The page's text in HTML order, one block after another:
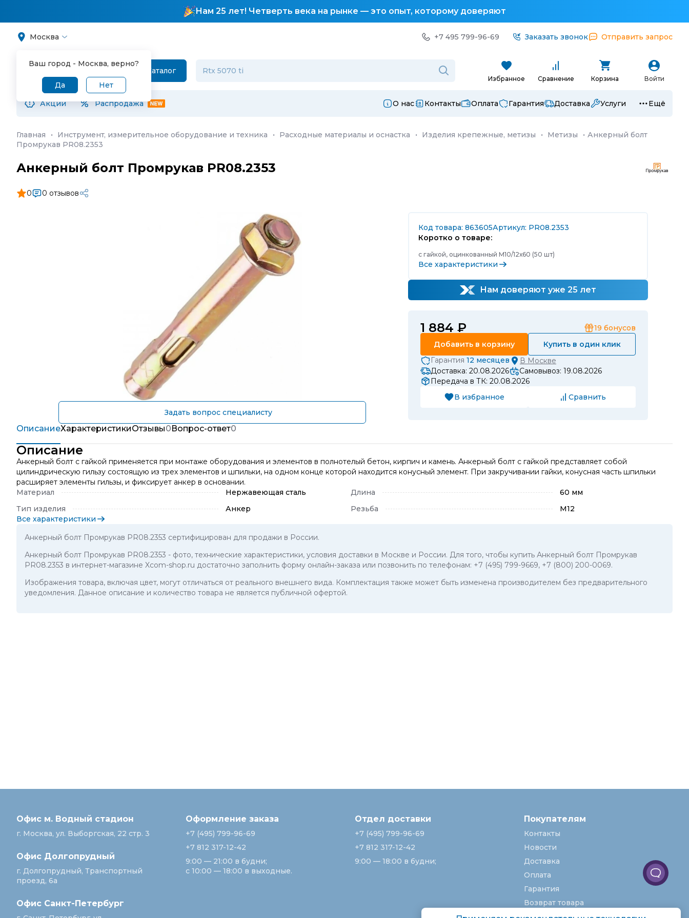
Нам 25 лет! Четверть века на рынке — это опыт, которому доверяют
Москва
Ваш город - Москва, верно?
Да Нет
+7 495 799-96-69 Заказать звонок Отправить запрос
Каталог
Избранное Сравнение Корзина Войти
Акции Распродажа О нас Контакты Оплата Гарантия Доставка Услуги Ещё
Главная · Инструмент, измерительное оборудование и техника · Расходные материалы и оснастка · Изделия крепежные, метизы · Метизы · Анкерный болт
Промрукав PR08.2353
Анкерный болт Промрукав PR08.2353
0 0 отзывов
Задать вопрос специалисту
Код товара: 863605Артикул: PR08.2353
Коротко о товаре:
с гайкой, оцинкованный М10/12х60 (50 шт)
Все характеристики
Нам доверяют уже 25 лет
1 884 ₽ 19 бонусов
Добавить в корзину
Купить в один клик
Гарантия 12 месяцев В Москве
Доставка: 20.08.2026
Самовывоз: 19.08.2026
Передача в ТК: 20.08.2026
В избранное
Сравнить
ОписаниеХарактеристикиОтзывы0Вопрос-ответ0
Описание
Анкерный болт с гайкой применяется при монтаже оборудования и элементов в полнотелый бетон, кирпич и камень. Анкерный болт с гайкой представляет собой
цилиндрическую гильзу состоящую из трех элементов и шпильки, на одном конце которой находится конусный элемент. При закручивании гайки, конусная часть шпильки
расширяет элементы гильзы, и фиксирует анкер в основании.
Материал
Нержавеющая сталь Длина
60 мм
Тип изделия
Анкер Резьба
М12
Все характеристики
Анкерный болт Промрукав PR08.2353 сертифицирован для продажи в России.
Анкерный болт Промрукав PR08.2353 - фото, технические характеристики, условия доставки в Москве и России. Для того, чтобы купить Анкерный болт Промрукав
PR08.2353 в интернет-магазине Xcom-shop.ru достаточно заполнить форму онлайн-заказа или позвонить по телефонам: +7 (495) 799-9669, +7 (800) 200-0069.
Изображения товара, включая цвет, могут отличаться от реального внешнего вида. Комплектация также может быть изменена производителем без предварительного
уведомления. Данное описание и количество товара не является публичной офертой.
Офис м. Водный стадион
г. Москва, ул. Выборгская, 22 стр. 3
Офис Долгопрудный
г. Долгопрудный, Транспортный
проезд, 6а
Офис Санкт‑Петербург
Оформление заказа
+7 (495) 799-96-69
+7 812 317-12-42
9:00 — 21:00 в будни;
с 10:00 — 18:00 в выходные.
Отдел доставки
+7 (495) 799-96-69
+7 812 317-12-42
9:00 — 18:00 в будни;
Покупателям
Контакты
Новости
Доставка
Оплата
Гарантия
Возврат товара